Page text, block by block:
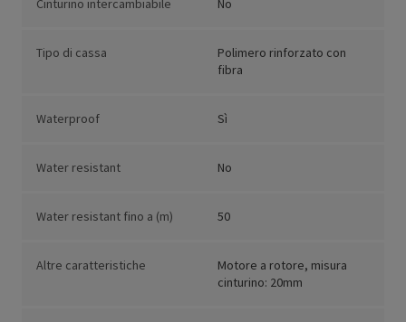
Cinturino intercambiabile No
Tipo di cassa
Polimero rinforzato con
fibra
Waterproof Sì
Water resistant No
Water resistant fino a (m) 50
Altre caratteristiche
Motore a rotore, misura
cinturino: 20mm